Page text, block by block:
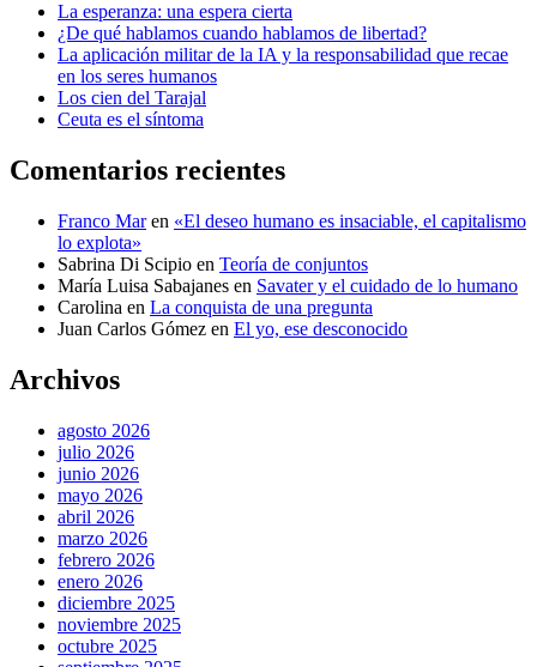
La esperanza: una espera cierta
¿De qué hablamos cuando hablamos de libertad?
La aplicación militar de la IA y la responsabilidad que recae
en los seres humanos
Los cien del Tarajal
Ceuta es el síntoma
Comentarios recientes
Franco Maren «El deseo humano es insaciable, el capitalismo
lo explota»
Sabrina Di Scipio en Teoría de conjuntos
María Luisa Sabajanes en Savater y el cuidado de lo humano
Carolina en La conquista de una pregunta
Juan Carlos Gómez en El yo, ese desconocido
Archivos
agosto 2026
julio 2026
junio 2026
mayo 2026
abril 2026
marzo 2026
febrero 2026
enero 2026
diciembre 2025
noviembre 2025
octubre 2025